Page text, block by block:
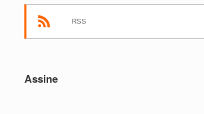
RSS
Assine